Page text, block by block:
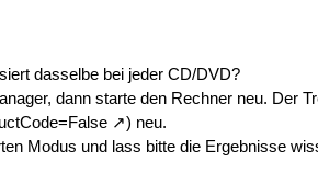
dasselbe bei jeder CD/DVD?
dann starte den Rechner neu. Der
) neu.
Modus und lass bitte die Ergebnisse